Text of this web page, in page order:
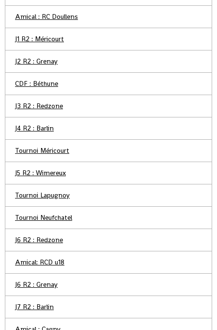
Amical : RC Doullens
J1 R2 : Méricourt
J2 R2 : Grenay
CDF : Béthune
J3 R2 : Redzone
J4 R2 : Barlin
Tournoi Méricourt
J5 R2 : Wimereux
Tournoi Lapugnoy
Tournoi Neufchatel
J6 R2 : Redzone
Amical: RCD u18
J6 R2 : Grenay
J7 R2 : Barlin